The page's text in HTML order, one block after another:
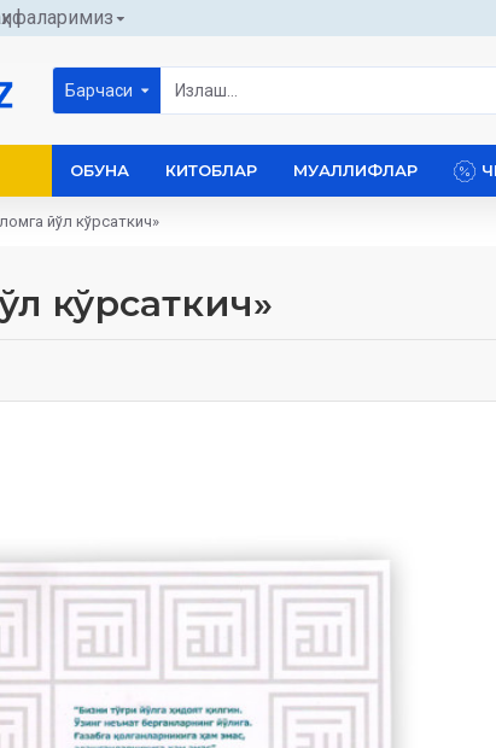
Барчаси
ОБУНА КИТОБЛАР МУАЛЛИФЛАР
йўл кўрсаткич»
кўрсаткич»